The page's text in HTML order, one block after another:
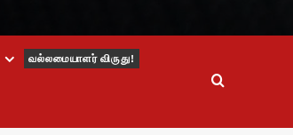
வல்லமையாளர் விருது!